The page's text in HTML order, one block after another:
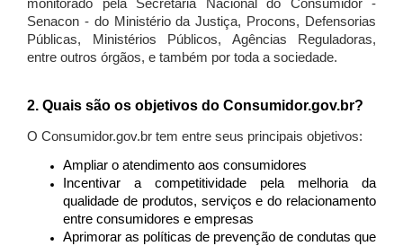
monitorado pela Secretaria Nacional do Consumidor -
Senacon - do Ministério da Justiça, Procons, Defensorias
Públicas, Ministérios Públicos, Agências Reguladoras,
entre outros órgãos, e também por toda a sociedade.
2. Quais são os objetivos do Consumidor.gov.br?
O Consumidor.gov.br tem entre seus principais objetivos:
Ampliar o atendimento aos consumidores
Incentivar a competitividade pela melhoria da
qualidade de produtos, serviços e do relacionamento
entre consumidores e empresas
Aprimorar as políticas de prevenção de condutas que